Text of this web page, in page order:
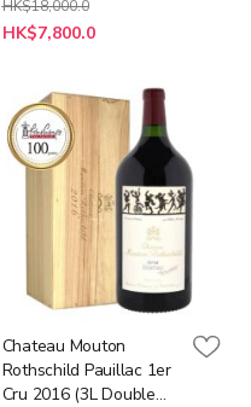
HK$18,000.0
特
殊
HK$7,800.0
Chateau Mouton
Rothschild Pauillac 1er
Cru 2016 (3L Double